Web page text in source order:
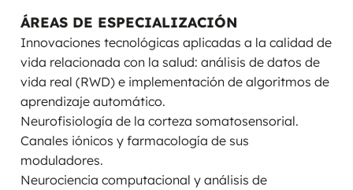
ÁREAS DE ESPECIALIZACIÓN
Innovaciones tecnológicas aplicadas a la calidad de
vida relacionada con la salud: análisis de datos de
vida real (RWD) e implementación de algoritmos de
aprendizaje automático.
Neurofisiología de la corteza somatosensorial.
Canales iónicos y farmacología de sus
moduladores.
Neurociencia computacional y análisis de